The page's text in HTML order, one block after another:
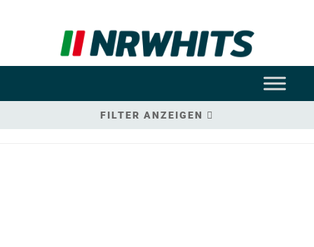
FILTER ANZEIGEN